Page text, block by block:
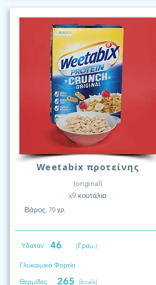
Weetabix προτείνης
(original)
x9 κουτάλια
Βάρος: 70 γρ.
Υδατάν. 46 (Γραμ.)
Γλυκαιμικό Φορτίο
Θερμίδες
265 (kcals)